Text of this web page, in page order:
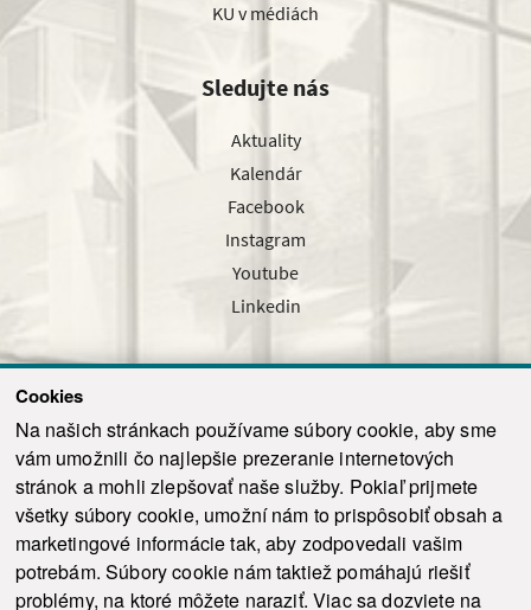
Cookies
Na našich stránkach používame súbory cookie, aby sme
vám umožnili čo najlepšie prezeranie internetových
stránok a mohli zlepšovať naše služby. Pokiaľ prijmete
všetky súbory cookie, umožní nám to prispôsobiť obsah a
marketingové informácie tak, aby zodpovedali vašim
potrebám. Súbory cookie nám taktiež pomáhajú riešiť
problémy, na ktoré môžete naraziť. Viac sa dozviete na
KU v médiách
Sledujte nás
Aktuality
Kalendár
Facebook
Instagram
Youtube
Linkedin
Odoslať